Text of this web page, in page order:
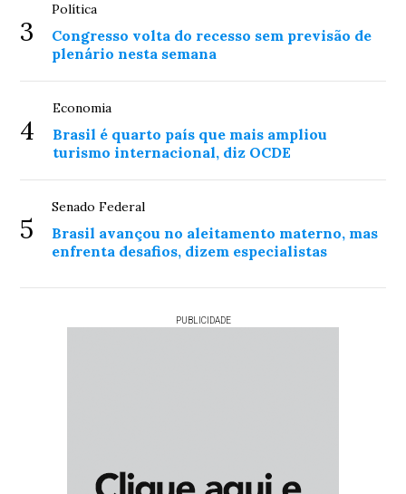
3
Política
Congresso volta do recesso sem previsão de
plenário nesta semana
4
Economia
Brasil é quarto país que mais ampliou
turismo internacional, diz OCDE
5
Senado Federal
Brasil avançou no aleitamento materno, mas
enfrenta desafios, dizem especialistas
PUBLICIDADE